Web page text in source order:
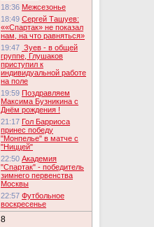
18:36 Межсезонье
18:49 Сергей Ташуев:
««Спартак» не показал
нам, на что равняться»
19:47 Зуев - в общей
группе, Глушаков
приступил к
индивидуальной работе
на поле
19:59 Поздравляем
Максима Бузникина с
Днём рождения !
21:17 Гол Барриоса
принес победу
"Монпелье" в матче с
"Ниццей"
22:50 Академия
"Спартак" - победитель
зимнего первенства
Москвы
22:57 Футбольное
воскресенье
8